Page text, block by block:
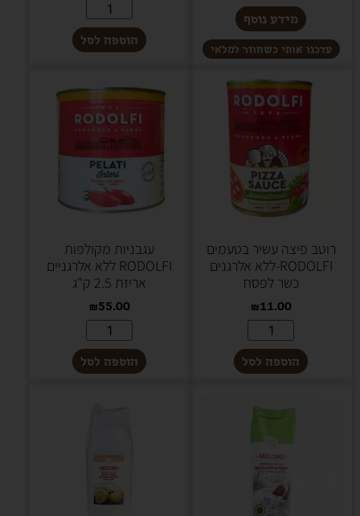
מידע נוסף
הוספה לסל
רוטב פיצה עשיר בטעמים
RODOLFI-ללא אלרגנים
כשר לפסח
₪11.00
הוספה לסל
עגבניות מקולפות
RODOLFI ללא אלרגניים
אריזת 2.5 ק"ג
₪55.00
הוספה לסל